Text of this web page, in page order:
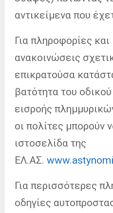
αντικείμενα που
Για πληροφορίες και
ανακοινώσεις
επικρατούσα
βατότητα του
εισροής
οι πολίτες μπορούν
ιστοσελίδα της
ΕΛ.ΑΣ.
Για περισσότερες
οδηγίες